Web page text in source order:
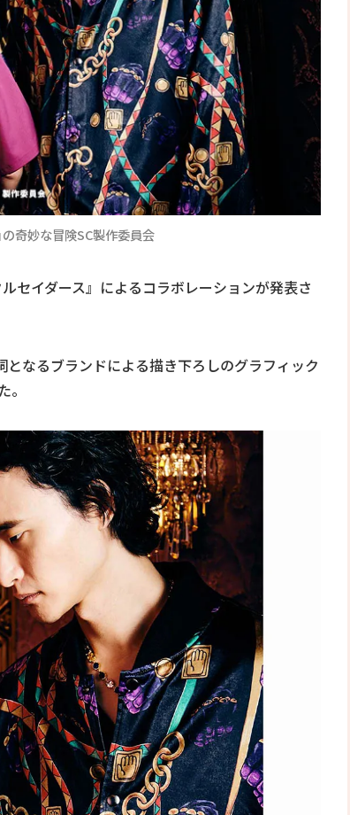
奇妙な冒険SC製作委員会
セイダース』によるコラボレーションが発表さ
なるブランドによる描き下ろしのグラフィック